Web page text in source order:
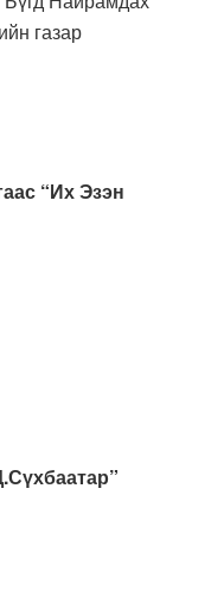
газар
“Их Эзэн